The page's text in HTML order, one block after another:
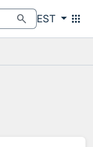
search EST apps